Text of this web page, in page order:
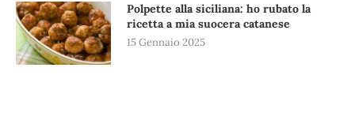
Polpette alla siciliana: ho rubato la
ricetta a mia suocera catanese
15 Gennaio 2025